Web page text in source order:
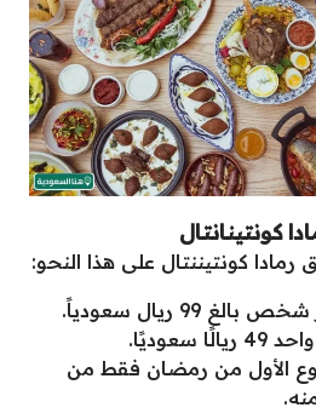
كونتينانتال
كونتيننتال على هذا النحو:
99 ريال سعودياً.
الأول من رمضان فقط من